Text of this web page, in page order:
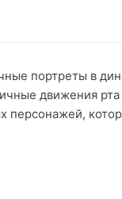
портреты в
движения
персонажей,